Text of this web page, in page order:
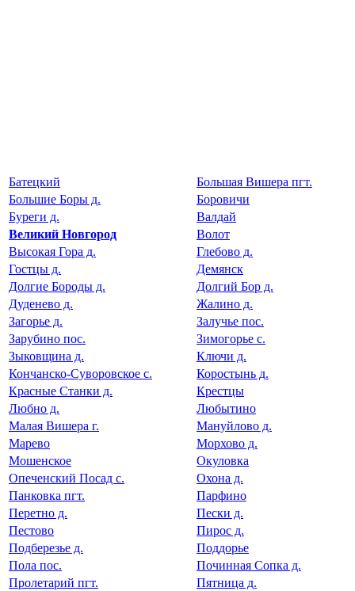
Батецкий
Большая Вишера пгт.
Большие Боры д.
Боровичи
Буреги д.
Валдай
Великий Новгород
Волот
Высокая Гора д.
Глебово д.
Гостцы д.
Демянск
Долгие Бороды д.
Долгий Бор д.
Дуденево д.
Жалино д.
Загорье д.
Залучье пос.
Зарубино пос.
Зимогорье с.
Зыковщина д.
Ключи д.
Кончанско-Суворовское с.
Коростынь д.
Красные Станки д.
Крестцы
Любно д.
Любытино
Малая Вишера г.
Мануйлово д.
Марево
Морхово д.
Мошенское
Окуловка
Опеченский Посад с.
Охона д.
Панковка пгт.
Парфино
Перетно д.
Пески д.
Пестово
Пирос д.
Подберезье д.
Поддорье
Пола пос.
Починная Сопка д.
Пролетарий пгт.
Пятница д.